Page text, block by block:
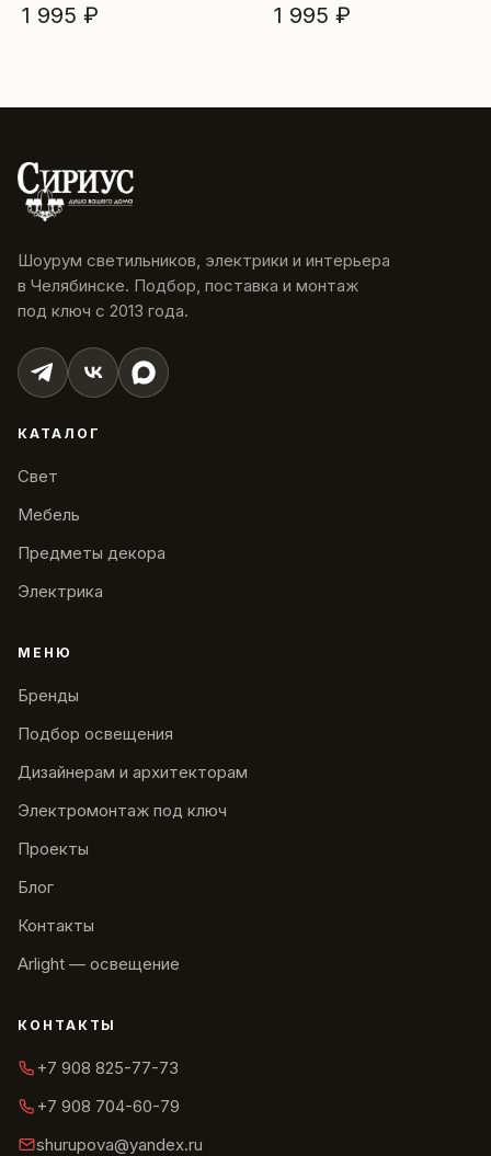
1 995 ₽ 1 995 ₽
Шоурум светильников, электрики и интерьера
в Челябинске. Подбор, поставка и монтаж
под ключ с 2013 года.
КАТАЛОГ
Свет
Мебель
Предметы декора
Электрика
МЕНЮ
Бренды
Подбор освещения
Дизайнерам и архитекторам
Электромонтаж под ключ
Проекты
Блог
Контакты
Arlight — освещение
КОНТАКТЫ
+7 908 825-77-73
+7 908 704-60-79
shurupova@yandex.ru